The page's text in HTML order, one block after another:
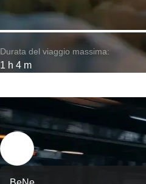
Durata del viaggio massima:
1 h 4 m